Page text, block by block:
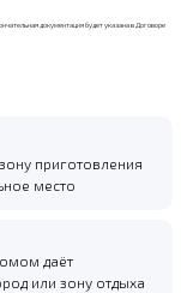
документация будет указана в Договоре
приготовления
место
даёт
или зону отдыха